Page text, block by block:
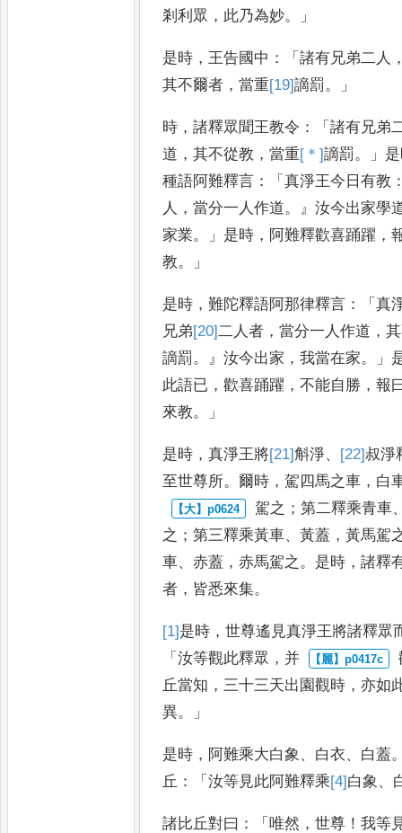
剎利眾 ， 此乃為妙。」
是時 ，王告國中 ：「諸有兄弟二人
其不爾者 ，當重[19]謫罰。」
時 ，諸釋眾聞王教令 ：「諸有兄弟
道 ，其不從教 ，當重[＊]謫罰。」 是
種語阿難釋言 ：「真淨王今日有教
人 ，當分一人作道。』汝今出家學
家業。」 是時 ， 阿難釋歡喜踊躍 ，
教。」
是時 ，難陀釋語阿那律釋言 ：「真
兄弟[20]二人者 ，當分一人作道 ，
謫罰。』汝今出家 ，我當在家。」
此語已 ，歡喜踊躍 ，不能自勝 ，報
來教。」
是時 ，真淨王將[21]斛淨、 [22]叔淨
至世尊所。爾時 ， 駕四馬之車 ， 白
駕之 ；第二釋乘青車
之 ；第三釋乘黃車、黃蓋 ，黃馬駕
車、赤蓋 ，赤馬駕之。 是時 ，諸釋
者 ， 皆悉來集。
[1]是時 ，世尊遙見真淨王將諸釋眾
「汝等觀此釋眾 ， 并
丘當知 ，三十三天出園觀時 ，亦如
異。」
是時 ， 阿難乘大白象、 白衣、 白蓋
丘 ：「汝等見此阿難釋乘[4]白象、
諸比丘對曰 ：「唯然 ，世尊 ！我等